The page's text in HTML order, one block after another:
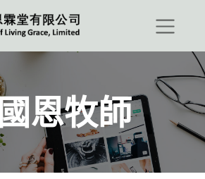
恩牧師